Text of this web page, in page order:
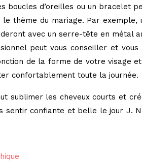
boucles d’oreilles ou un bracelet
thème du mariage. Par
avec un serre-tête en métal
peut vous conseiller et
de la forme de votre visage
confortablement toute la journée.
sublimer les cheveux courts et
confiante et belle le jour J.